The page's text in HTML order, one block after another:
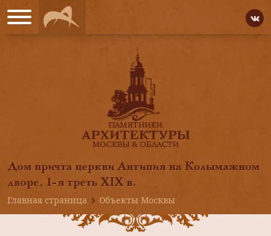
Дом причта церкви Антипия на Колымажном
дворе, 1-я треть XIX в.
Главная страница
Объекты Москвы